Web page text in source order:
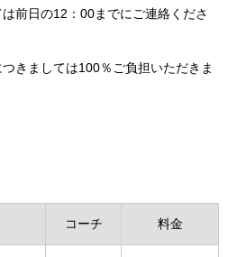
前日の12：00までにご連絡くださ
きましては100％ご負担いただきま
コーチ 料金